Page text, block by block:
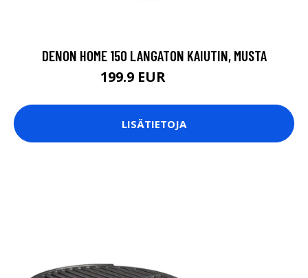
DENON HOME 150 LANGATON KAIUTIN, MUSTA
199.9 EUR
LISÄTIETOJA